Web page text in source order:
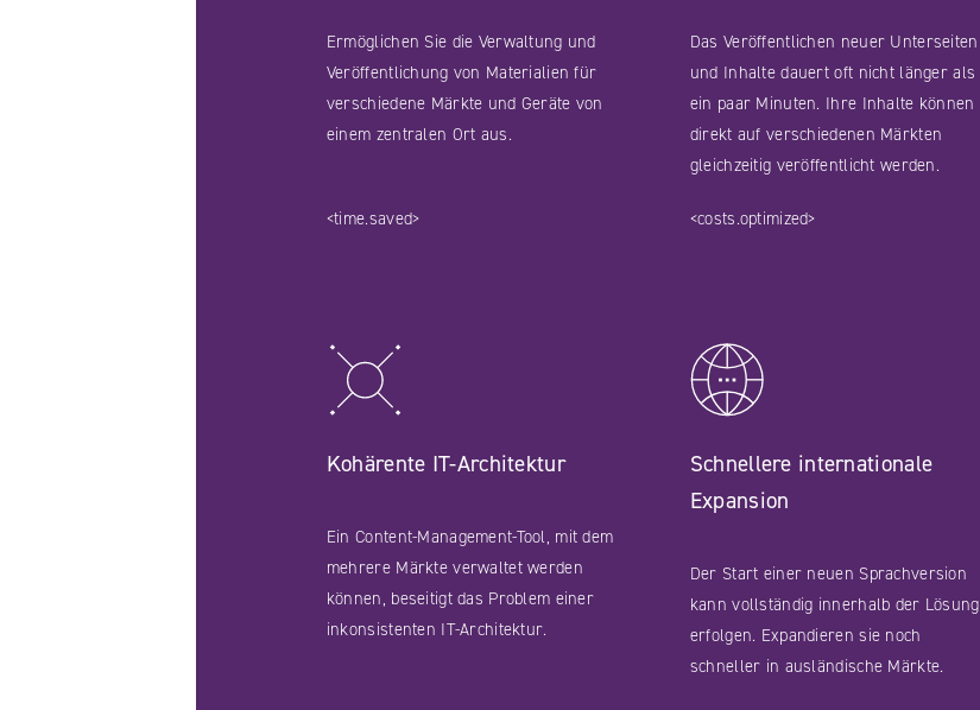
Ermöglichen Sie die Verwaltung und
Veröffentlichung von Materialien für
verschiedene Märkte und Geräte von
einem zentralen Ort aus.
<time.saved>
Das Veröffentlichen neuer Unterseiten
und Inhalte dauert oft nicht länger als
ein paar Minuten. Ihre Inhalte können
direkt auf verschiedenen Märkten
gleichzeitig veröffentlicht werden.
<costs.optimized>
Kohärente IT-Architektur
Ein Content-Management-Tool, mit dem
mehrere Märkte verwaltet werden
können, beseitigt das Problem einer
inkonsistenten IT-Architektur.
Schnellere internationale
Expansion
Der Start einer neuen Sprachversion
kann vollständig innerhalb der Lösung
erfolgen. Expandieren sie noch
schneller in ausländische Märkte.